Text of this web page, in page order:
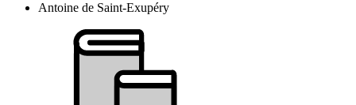
Antoine de Saint-Exupéry